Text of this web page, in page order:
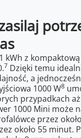
kWh z
7 Dzięki temu
a
1000 W8
przypadkach
1000 Mini może
przez
około 55 minut.